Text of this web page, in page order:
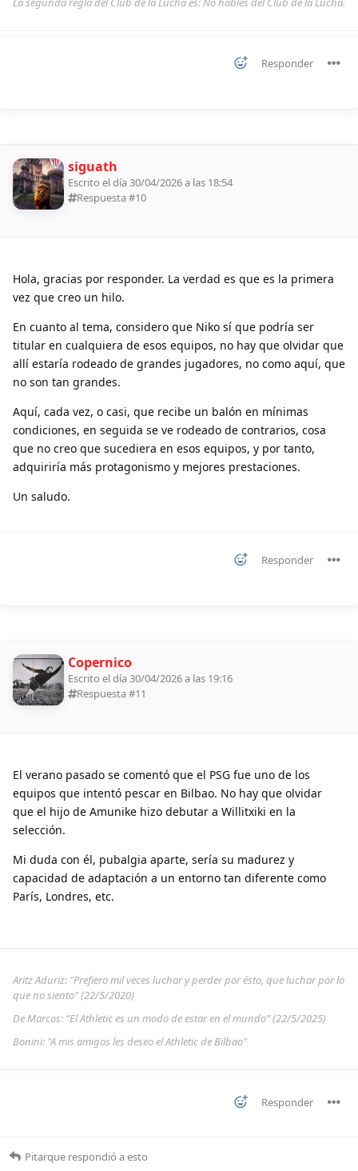
Responder
siguath
Escrito el día 30/04/2026 a las 18:54
Respuesta #10
Hola, gracias por responder. La verdad es que es la primera
vez que creo un hilo.
En cuanto al tema, considero que Niko sí que podría ser
titular en cualquiera de esos equipos, no hay que olvidar que
allí estaría rodeado de grandes jugadores, no como aquí, que
no son tan grandes.
Aquí, cada vez, o casi, que recibe un balón en mínimas
condiciones, en seguida se ve rodeado de contrarios, cosa
que no creo que sucediera en esos equipos, y por tanto,
adquiriría más protagonismo y mejores prestaciones.
Un saludo.
Responder
Copernico
Escrito el día 30/04/2026 a las 19:16
Respuesta #11
El verano pasado se comentó que el PSG fue uno de los
equipos que intentó pescar en Bilbao. No hay que olvidar
que el hijo de Amunike hizo debutar a Willitxiki en la
selección.
Mi duda con él, pubalgia aparte, sería su madurez y
capacidad de adaptación a un entorno tan diferente como
París, Londres, etc.
Aritz Aduriz: "Prefiero mil veces luchar y perder por ésto, que luchar por lo
que no siento" (22/5/2020)
De Marcos: “El Athletic es un modo de estar en el mundo” (22/5/2025)
Bonini: "A mis amigos les deseo el Athletic de Bilbao"
Responder
Pitarque respondió a esto